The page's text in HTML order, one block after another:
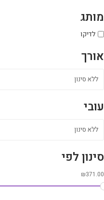
מותג
לדיקו
אורך
עובי
סינון לפי
₪371.00